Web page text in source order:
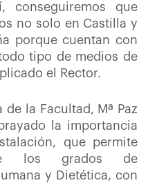
conseguiremos que
no solo en Castilla y
porque cuentan con
tipo de medios de
el Rector.
la Facultad, Mª Paz
la importancia
que permite
los grados de
y Dietética, con